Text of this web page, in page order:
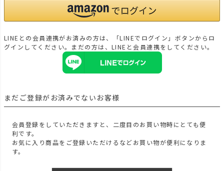
LINEとの会員連携がお済みの方は、「LINEでログイン」ボタンからロ
グインしてください。まだの方は、LINEと会員連携をしてください。
まだご登録がお済みでないお客様
会員登録をしていただきますと、二度目のお買い物時にとても便
利です。
お気に入り商品をご登録いただけるなどお買い物が便利になりま
す。